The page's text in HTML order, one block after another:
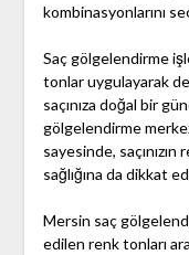
kombinasyonlarını
Saç gölgelendirme
tonlar uygulayarak
saçınıza doğal bir
gölgelendirme
sayesinde,
sağlığına da dikkat
Mersin saç
edilen renk tonları